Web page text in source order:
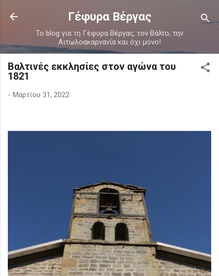
Μετάβαση στο κύριο περιεχόμενο
Γέφυρα Βέργας
Το blog για τη Γέφυρα Βέργας, τον Βάλτο, την
Αιτωλοακαρνανία και όχι μόνο!
Βαλτινές εκκλησίες στον αγώνα του
1821
- Μαρτίου 31, 2022